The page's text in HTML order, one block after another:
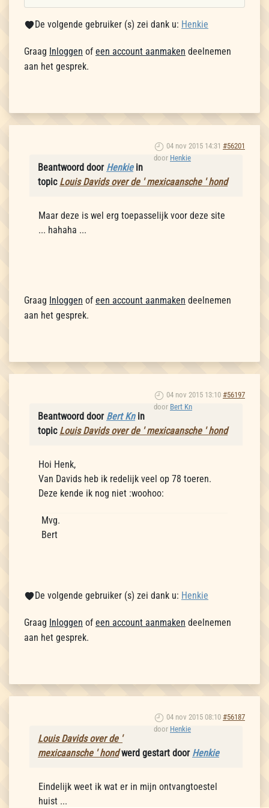
De volgende gebruiker (s) zei dank u: Henkie
Graag Inloggen of een account aanmaken deelnemen
aan het gesprek.
04 nov 2015 14:31 #56201
door Henkie
Beantwoord door Henkiein
topic Louis Davids over de ' mexicaansche ' hond
Maar deze is wel erg toepasselijk voor deze site
... hahaha ...
Graag Inloggen of een account aanmaken deelnemen
aan het gesprek.
04 nov 2015 13:10 #56197
door Bert Kn
Beantwoord door Bert Knin
topic Louis Davids over de ' mexicaansche ' hond
Hoi Henk,
Van Davids heb ik redelijk veel op 78 toeren.
Deze kende ik nog niet :woohoo:
Mvg.
Bert
De volgende gebruiker (s) zei dank u: Henkie
Graag Inloggen of een account aanmaken deelnemen
aan het gesprek.
04 nov 2015 08:10 #56187
door Henkie
Louis Davids over de '
mexicaansche ' hondwerd gestart door Henkie
Eindelijk weet ik wat er in mijn ontvangtoestel
huist ...